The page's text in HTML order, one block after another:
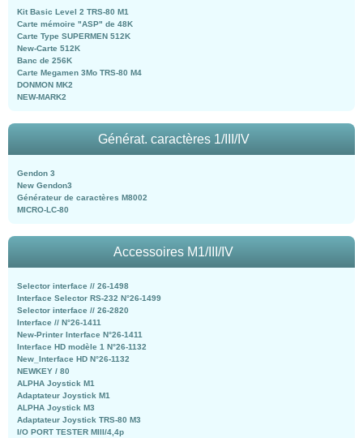
Kit Basic Level 2 TRS-80 M1
Carte mémoire "ASP" de 48K
Carte Type SUPERMEN 512K
New-Carte 512K
Banc de 256K
Carte Megamen 3Mo TRS-80 M4
DONMON MK2
NEW-MARK2
Générat. caractères 1/III/IV
Gendon 3
New Gendon3
Générateur de caractères M8002
MICRO-LC-80
Accessoires M1/III/IV
Selector interface // 26-1498
Interface Selector RS-232 N°26-1499
Selector interface // 26-2820
Interface // N°26-1411
New-Printer Interface N°26-1411
Interface HD modèle 1 N°26-1132
New_Interface HD N°26-1132
NEWKEY / 80
ALPHA Joystick M1
Adaptateur Joystick M1
ALPHA Joystick M3
Adaptateur Joystick TRS-80 M3
I/O PORT TESTER MIII/4,4p